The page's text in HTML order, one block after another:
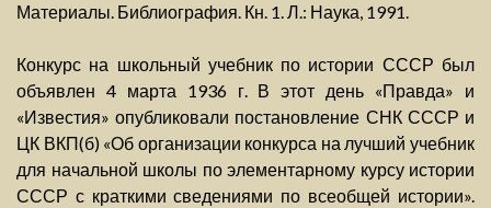
Материалы. Библиография. Кн. 1. Л.: Наука, 1991.
Конкурс на школьный учебник по истории СССР был
объявлен 4 марта 1936 г. В этот день «Правда» и
«Известия» опубликовали постановление СНК СССР и
ЦК ВКП(б) «Об организации конкурса на лучший учебник
для начальной школы по элементарному курсу истории
СССР с краткими сведениями по всеобщей истории».